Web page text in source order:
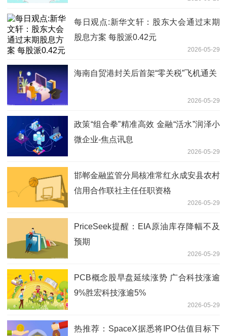
每日观点:新华文轩：股东大会通过末期
股息方案 每股派0.42元
2026-05-29
海南自贸港封关后首架“零关税”飞机通关
2026-05-29
政策“组合拳”精准高效 金融“活水”润泽小
微企业-焦点讯息
2026-05-29
邯郸金融监管分局核准常红永成安县农村
信用合作联社主任任职资格
2026-05-29
PriceSeek提醒：EIA原油库存降幅不及
预期
2026-05-29
PCB概念股早盘延续涨势 广合科技涨逾
9%胜宏科技涨逾5%
2026-05-29
热推荐：SpaceX据悉将IPO估值目标下